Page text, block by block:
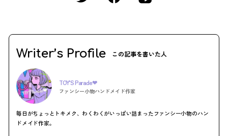
Writer’s Profile この記事を書いた人
TOY’S Parade❤︎
ファンシー小物ハンドメイド作家
毎日がちょっとトキメク、わくわくがいっぱい詰まったファンシー小物のハン
ドメイド作家。